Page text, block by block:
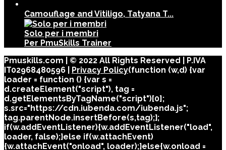
Camouflage and Vitiligo, Tatyana T...
Solo per i membri
Per PmuSkills Trainer
Pmuskills.com | © 2022 All Rights Reserved | P.IVA
IT02968480596 | Privacy Policy(function (w,d) {var
loader = function () {var s =
d.createElement("script"), tag =
d.getElementsByTagName("script")[0];
s.src="https://cdn.iubenda.com/iubenda.js";
tag.parentNode.insertBefore(s,tag);};
if(w.addEventListener){w.addEventListener("load",
loader, false);}else if(w.attachEvent)
{w.attachEvent("onload", loader);}else{w.onload =